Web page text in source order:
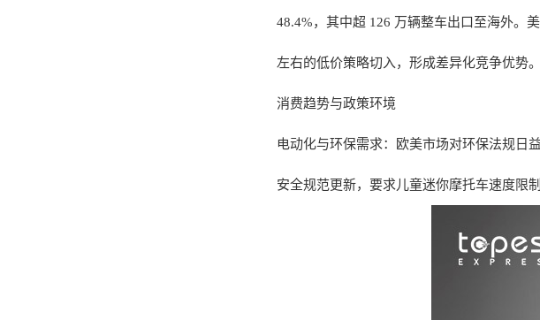
48.4%，其中超 126 万辆整车出口至海外。
左右的低价策略切入，形成差异化竞争优势。
消费趋势与政策环境
电动化与环保需求：欧美市场对环保法规日
安全规范更新，要求儿童迷你摩托车速度限